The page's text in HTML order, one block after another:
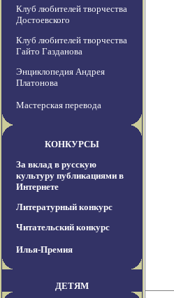
Клуб любителей творчества
Достоевского
Клуб любителей творчества
Гайто Газданова
Энциклопедия Андрея
Платонова
Мастерская перевода
КОНКУРСЫ
За вклад в русскую
культуру публикациями в
Интернете
Литературный конкурс
Читательский конкурс
Илья-Премия
ДЕТЯМ